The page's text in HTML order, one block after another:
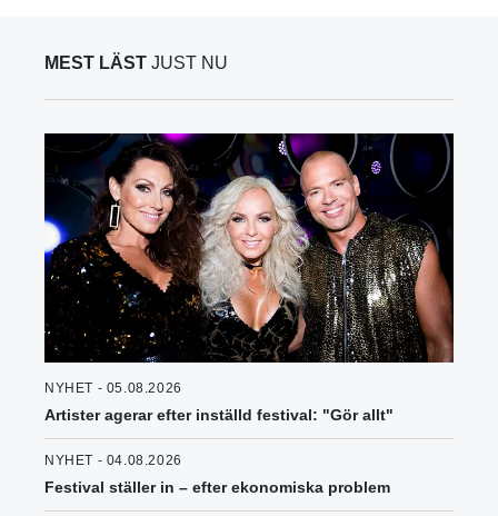
MEST LÄST JUST NU
NYHET - 05.08.2026
Artister agerar efter inställd festival: "Gör allt"
NYHET - 04.08.2026
Festival ställer in – efter ekonomiska problem